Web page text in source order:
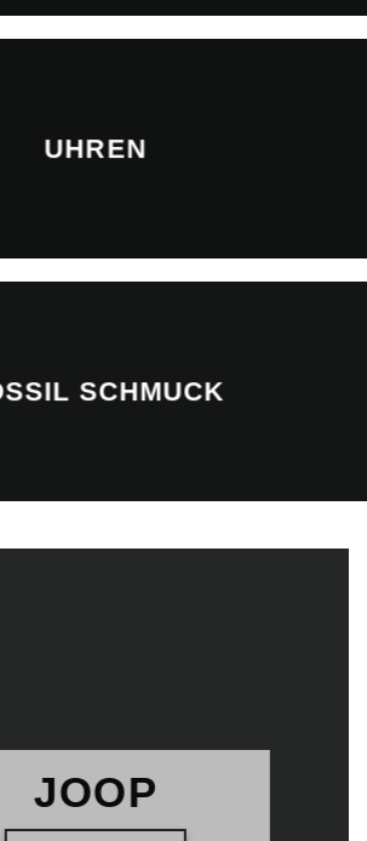
UHREN
SCHMUCK
JOOP